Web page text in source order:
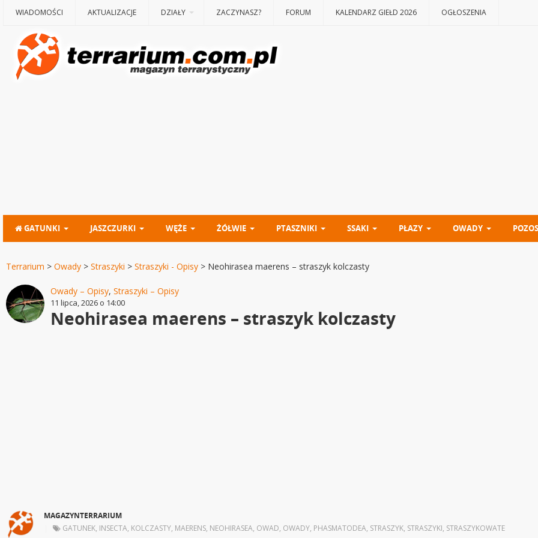
WIADOMOŚCI AKTUALIZACJE DZIAŁY ZACZYNASZ? FORUM KALENDARZ GIEŁD 2026 OGŁOSZENIA
GATUNKI JASZCZURKI WĘŻE ŻÓŁWIE PTASZNIKI SSAKI PŁAZY OWADY
Terrarium > Owady > Straszyki > Straszyki - Opisy > Neohirasea maerens – straszyk kolczasty
Owady – Opisy, Straszyki – Opisy
11 lipca, 2026 o 14:00
Neohirasea maerens – straszyk kolczasty
MAGAZYNTERRARIUM
GATUNEK, INSECTA, KOLCZASTY, MAERENS, NEOHIRASEA, OWAD, OWADY, PHASMATODEA, STRASZYK, STRASZYKI, STRASZYKOWATE